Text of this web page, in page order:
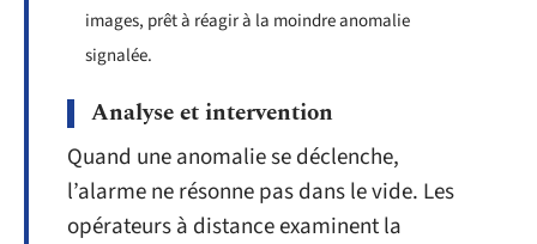
images, prêt à réagir à la moindre anomalie
signalée.
Analyse et intervention
Quand une anomalie se déclenche,
l’alarme ne résonne pas dans le vide. Les
opérateurs à distance examinent la